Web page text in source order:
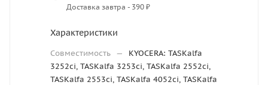
Доставка завтра - 390 ₽
Характеристики
Совместимость —
KYOCERA: TASKalfa
3252ci, TASKalfa 3253ci, TASKalfa 2552ci,
TASKalfa 2553ci, TASKalfa 4052ci, TASKalfa